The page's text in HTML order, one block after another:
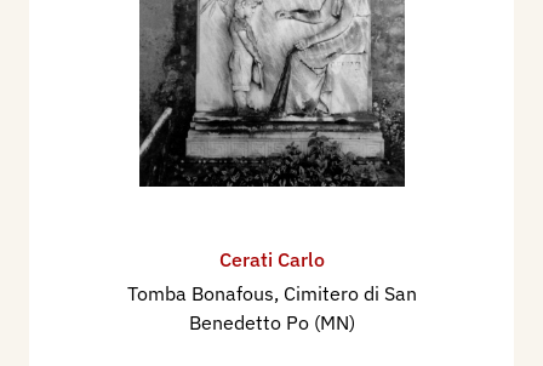
Cerati Carlo
Tomba Bonafous, Cimitero di San
Benedetto Po (MN)